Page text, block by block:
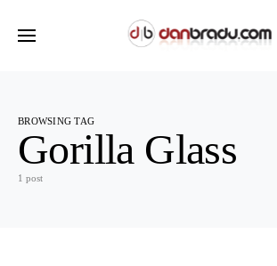
BROWSING TAG
Gorilla Glass
1 post